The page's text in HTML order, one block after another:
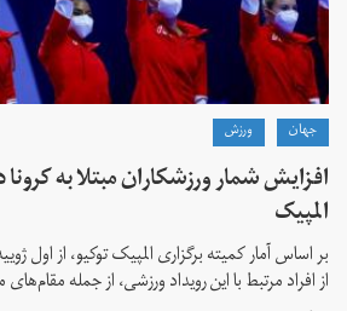
جهان ورزش
افزایش شمار ورزشکاران مبتلا به کرونا
المپیک
از افراد مرتبط با این رویداد ورزشی، از جمله